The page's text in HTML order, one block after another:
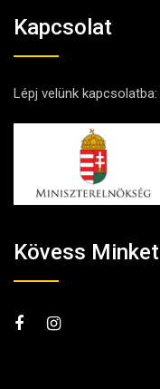
Kapcsolat
Lépj velünk kapcsolatba:
Kövess Minket